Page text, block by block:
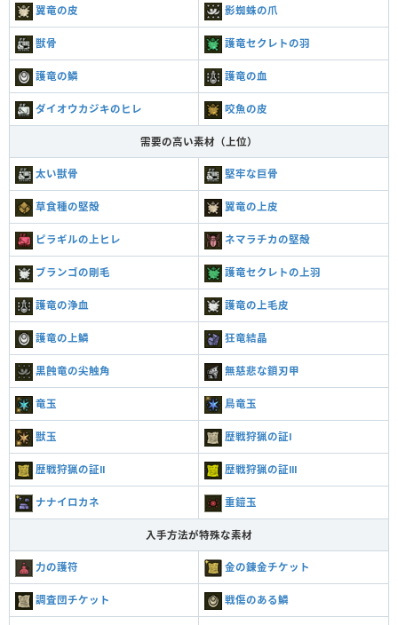
翼竜の皮 影蜘蛛の爪
獣骨 護竜セクレトの羽
護竜の鱗 護竜の血
ダイオウカジキのヒレ 咬魚の皮
需要の高い素材（上位）
太い獣骨 堅牢な巨骨
草食種の堅殻 翼竜の上皮
ピラギルの上ヒレ ネマラチカの堅殻
ブランゴの剛毛 護竜セクレトの上羽
護竜の浄血 護竜の上毛皮
護竜の上鱗 狂竜結晶
黒蝕竜の尖触角 無慈悲な鎖刃甲
竜玉 鳥竜玉
獣玉 歴戦狩猟の証Ⅰ
歴戦狩猟の証Ⅱ 歴戦狩猟の証Ⅲ
ナナイロカネ 重鎧玉
入手方法が特殊な素材
力の護符 金の錬金チケット
調査団チケット 戦傷のある鱗